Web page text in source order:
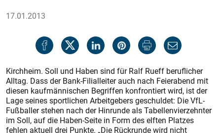
17.01.2013
Kirchheim. Soll und Haben sind für Ralf Rueff beruflicher
Alltag. Dass der Bank-Filialleiter auch nach Feierabend mit
diesen kaufmännischen Begriffen konfrontiert wird, ist der
Lage seines sportlichen Arbeitgebers geschuldet: Die VfL-
Fußballer stehen nach der Hinrunde als Tabellenvierzehnter
im Soll, auf die Haben-Seite in Form des elften Platzes
fehlen aktuell drei Punkte. „Die Rückrunde wird nicht